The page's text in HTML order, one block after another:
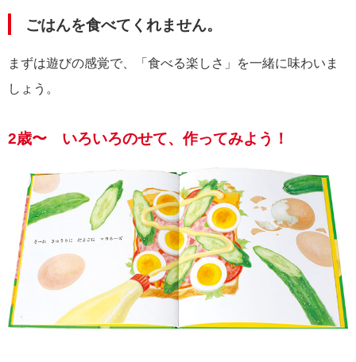
ごはんを食べてくれません。
まずは遊びの感覚で、「食べる楽しさ」を一緒に味わいま
しょう。
2歳〜 いろいろのせて、作ってみよう！